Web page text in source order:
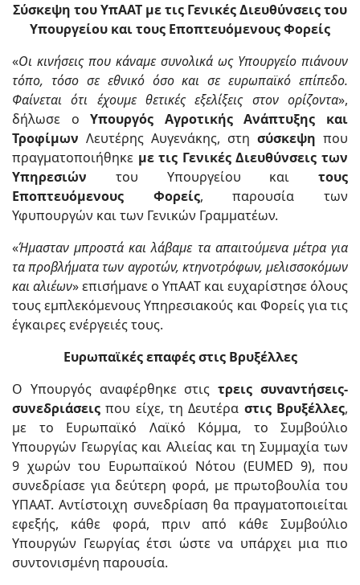
Σύσκεψη του ΥπΑΑΤ με τις Γενικές Διευθύνσεις του
Υπουργείου και τους Εποπτευόμενους Φορείς
«Οι κινήσεις που κάναμε συνολικά ως Υπουργείο πιάνουν
τόπο, τόσο σε εθνικό όσο και σε ευρωπαϊκό επίπεδο.
Φαίνεται ότι έχουμε θετικές εξελίξεις στον ορίζοντα»,
δήλωσε οΥπουργός Αγροτικής Ανάπτυξης και
Τροφίμων Λευτέρης Αυγενάκης, στη σύσκεψη που
πραγματοποιήθηκε με τις Γενικές Διευθύνσεις των
Υπηρεσιών του Υπουργείου και τους
Εποπτευόμενους Φορείς, παρουσία των
Υφυπουργών και των Γενικών Γραμματέων.
«Ήμασταν μπροστά και λάβαμε τα απαιτούμενα μέτρα για
τα προβλήματα των αγροτών, κτηνοτρόφων, μελισσοκόμων
και αλιέων» επισήμανε ο ΥπΑΑΤ και ευχαρίστησε όλους
τους εμπλεκόμενους Υπηρεσιακούς και Φορείς για τις
έγκαιρες ενέργειές τους.
Ευρωπαϊκές επαφές στις Βρυξέλλες
Ο Υπουργός αναφέρθηκε στιςτρεις συναντήσεις-
συνεδριάσειςπου είχε, τη Δευτέρα στις Βρυξέλλες,
με το Ευρωπαϊκό Λαϊκό Κόμμα, το Συμβούλιο
Υπουργών Γεωργίας και Αλιείας και τη Συμμαχία των
9 χωρών του Ευρωπαϊκού Νότου (EUMED 9), που
συνεδρίασε για δεύτερη φορά, με πρωτοβουλία του
ΥΠΑΑΤ. Αντίστοιχη συνεδρίαση θα πραγματοποιείται
εφεξής, κάθε φορά, πριν από κάθε Συμβούλιο
Υπουργών Γεωργίας έτσι ώστε να υπάρχει μια πιο
συντονισμένη παρουσία.